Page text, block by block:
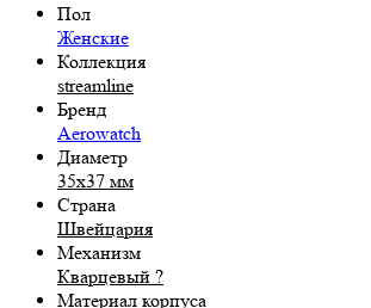
Пол
Женские
Коллекция
streamline
Бренд
Aerowatch
Диаметр
35x37 мм
Страна
Швейцария
Механизм
Кварцевый ?
Материал корпуса